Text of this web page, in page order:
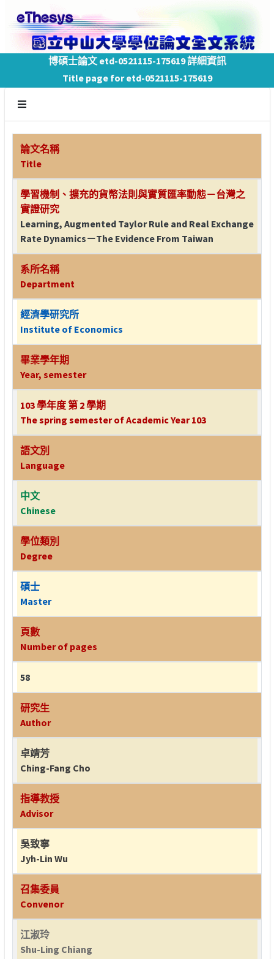
博碩士論文 etd-0521115-175619 詳細資訊
Title page for etd-0521115-175619
論文名稱
Title
學習機制、擴充的貨幣法則與實質匯率動態－台灣之
實證研究
Learning, Augmented Taylor Rule and Real Exchange
Rate Dynamics－The Evidence From Taiwan
系所名稱
Department
經濟學研究所
Institute of Economics
畢業學年期
Year, semester
103 學年度 第 2 學期
The spring semester of Academic Year 103
語文別
Language
中文
Chinese
學位類別
Degree
碩士
Master
頁數
Number of pages
58
研究生
Author
卓靖芳
Ching-Fang Cho
指導教授
Advisor
吳致寧
Jyh-Lin Wu
召集委員
Convenor
江淑玲
Shu-Ling Chiang